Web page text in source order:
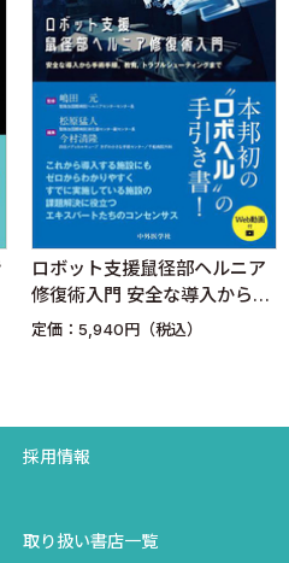
ロボット支援鼠径部ヘルニア
修復術入門 安全な導入から手
術手順，教育，トラブルシュ
定価：5,940円（税込）
採用情報
取り扱い書店一覧